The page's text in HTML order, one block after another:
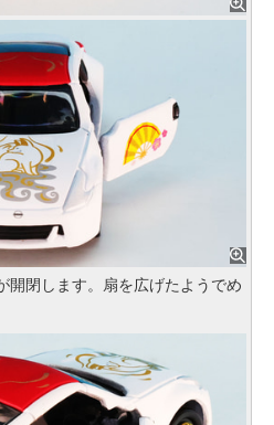
開閉します。扇を広げたようでめ